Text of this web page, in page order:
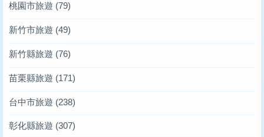
桃園市旅遊 (79)
新竹市旅遊 (49)
新竹縣旅遊 (76)
苗栗縣旅遊 (171)
台中市旅遊 (238)
彰化縣旅遊 (307)